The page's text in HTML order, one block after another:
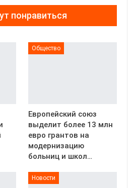
понравиться
Общество
Европейский союз
выделит более 13 млн
евро грантов на
модернизацию
больниц и школ…
Новости